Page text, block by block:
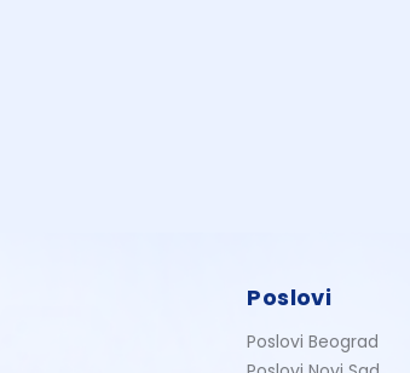
Poslovi
Poslovi Beograd